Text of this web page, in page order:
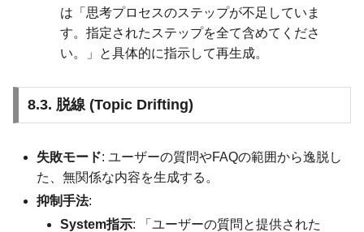
は「思考プロセスのステップが不足していま
す。指定されたステップを全て含めてくださ
い。」と具体的に指示して再生成。
8.3. 脱線 (Topic Drifting)
失敗モード: ユーザーの質問やFAQの範囲から逸脱し
た、無関係な内容を生成する。
抑制手法:
System指示: 「ユーザーの質問と提供された